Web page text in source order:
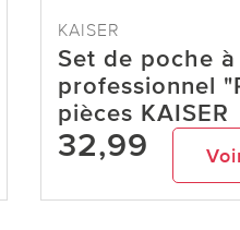
KAISER
Set de poche
professionnel
pièces KAISER
32,99